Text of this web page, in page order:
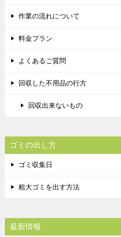
作業の流れについて
料金プラン
よくあるご質問
回収した不用品の行方
回収出来ないもの
ゴミの出し方
ゴミ収集日
粗大ゴミを出す方法
最新情報